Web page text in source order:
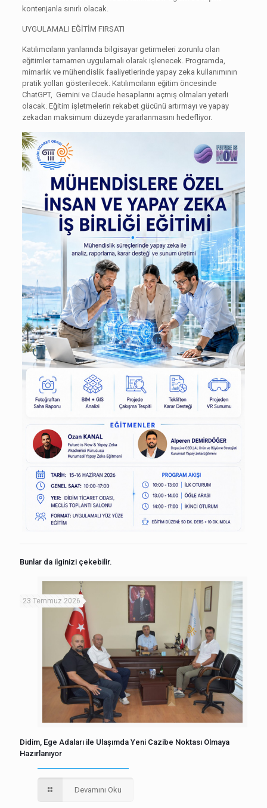
kontenjanla sınırlı olacak.
UYGULAMALI EĞİTİM FIRSATI
Katılımcıların yanlarında bilgisayar getirmeleri zorunlu olan
eğitimler tamamen uygulamalı olarak işlenecek. Programda,
mimarlık ve mühendislik faaliyetlerinde yapay zeka kullanımının
pratik yolları gösterilecek. Katılımcıların eğitim öncesinde
ChatGPT, Gemini ve Claude hesaplarını açmış olmaları yeterli
olacak. Eğitim işletmelerin rekabet gücünü artırmayı ve yapay
zekadan maksimum düzeyde yararlanmasını hedefliyor.
Bunlar da ilginizi çekebilir.
23 Temmuz 2026
Didim, Ege Adaları ile Ulaşımda Yeni Cazibe Noktası Olmaya
Hazırlanıyor
Devamını Oku